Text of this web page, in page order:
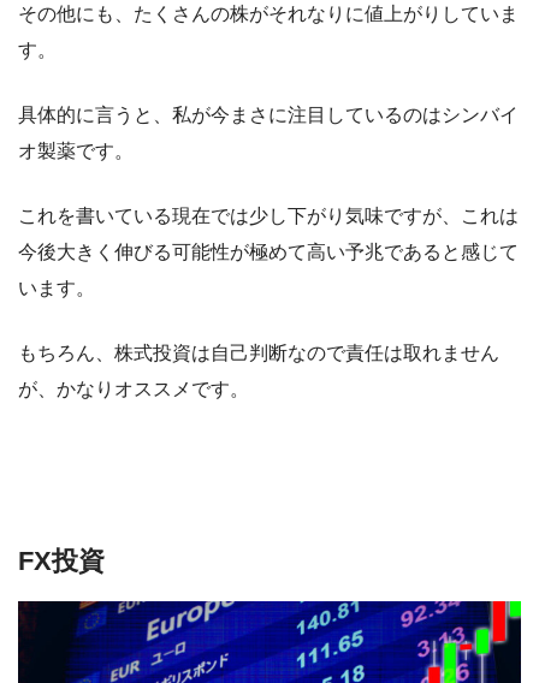
その他にも、たくさんの株がそれなりに値上がりしていま
す。
具体的に言うと、私が今まさに注目しているのはシンバイ
オ製薬です。
これを書いている現在では少し下がり気味ですが、これは
今後大きく伸びる可能性が極めて高い予兆であると感じて
います。
もちろん、株式投資は自己判断なので責任は取れません
が、かなりオススメです。
FX投資